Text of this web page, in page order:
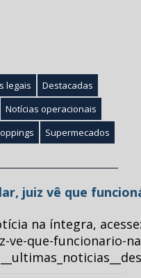
legais
Destacadas
Notícias operacionais
Supermecados
juiz vê que
na íntegra,
ve-que-funcionario-